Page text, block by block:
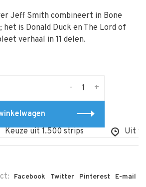
Jeff Smith combineert in Bone
is Donald Duck en The Lord of
verhaal in 11 delen.
+
-
uit 1.500 strips Uit
Facebook Twitter Pinterest E-mail